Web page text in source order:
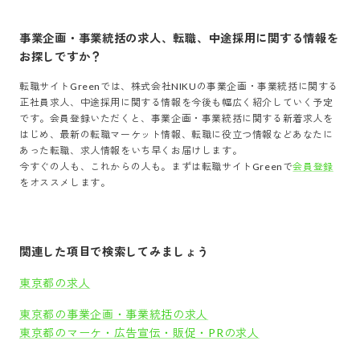
事業企画・事業統括の求人、転職、中途採用に関する情報を
お探しですか？
転職サイトGreenでは、 株式会社NIKU の事業企画・事業統括 に関する
正社員求人、中途採用に関する情報を今後も幅広く紹介していく予定
です。会員登録いただくと、 事業企画・事業統括に関する新着求人を
はじめ、最新の転職マーケット情報、転職に役立つ情報などあなたに
あった転職、求人情報をいち早くお届けします。
今すぐの人も、これからの人も。まずは転職サイトGreenで会員登録
をオススメします。
関連した項目で検索してみましょう
東京都の求人
東京都の事業企画・事業統括の求人
東京都のマーケ・広告宣伝・販促・PRの求人